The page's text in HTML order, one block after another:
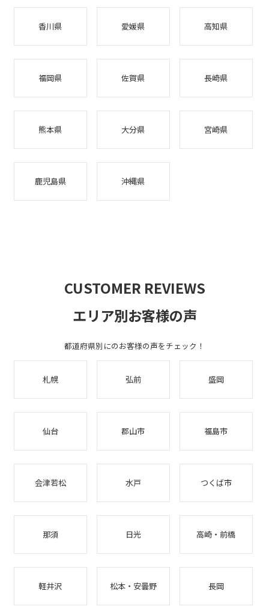
香川県 愛媛県 高知県
福岡県 佐賀県 長崎県
熊本県 大分県 宮崎県
鹿児島県 沖縄県
CUSTOMER REVIEWS
エリア別お客様の声
都道府県別にのお客様の声をチェック！
札幌 弘前 盛岡
仙台 郡山市 福島市
会津若松 水戸 つくば市
那須 日光 高崎・前橋
軽井沢 松本・安曇野 長岡